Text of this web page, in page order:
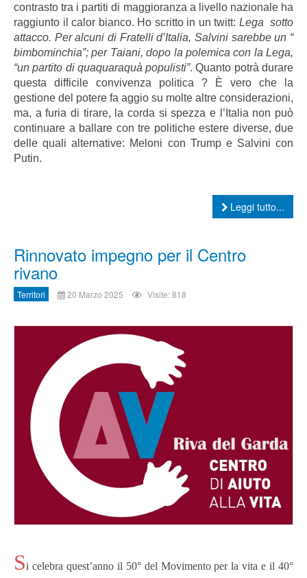
contrasto tra i partiti di maggioranza a livello nazionale ha
raggiunto il calor bianco. Ho scritto in un twitt: Lega sotto
attacco. Per alcuni di Fratelli d’Italia, Salvini sarebbe un “
bimbominchia”; per Taiani, dopo la polemica con la Lega,
“un partito di quaquaraquà populisti”. Quanto potrà durare
questa difficile convivenza politica ? È vero che la
gestione del potere fa aggio su molte altre considerazioni,
ma, a furia di tirare, la corda si spezza e l’Italia non può
continuare a ballare con tre politiche estere diverse, due
delle quali alternative: Meloni con Trump e Salvini con
Putin.
Leggi tutto...
Rinnovato impegno per il Centro
rivano
Territori 20 Marzo 2025 Visite: 818
Si celebra quest’anno il 50° del Movimento per la vita e il 40°